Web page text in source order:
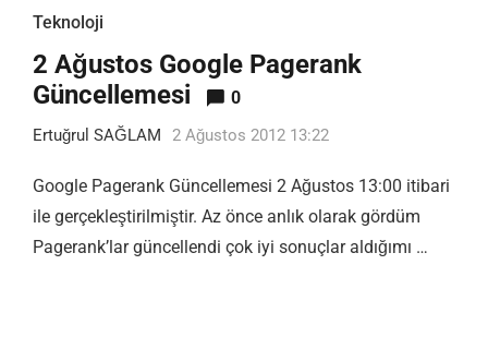
Teknoloji
2 Ağustos Google Pagerank
Güncellemesi
0
Ertuğrul SAĞLAM 2 Ağustos 2012 13:22
Google Pagerank Güncellemesi 2 Ağustos 13:00 itibari
ile gerçekleştirilmiştir. Az önce anlık olarak gördüm
Pagerank’lar güncellendi çok iyi sonuçlar aldığımı …